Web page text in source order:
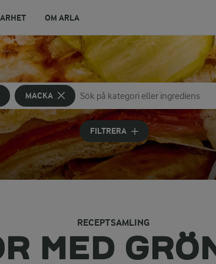
OM ARLA
MACKA
Sök på kategori eller ingrediens
Skriv in sökord för att få förslag
FILTRERA
RECEPTSAMLING
MED